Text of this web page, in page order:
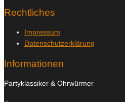
Rechtliches
Impressum
Datenschutzerklärung
Informationen
Partyklassiker & Ohrwürmer